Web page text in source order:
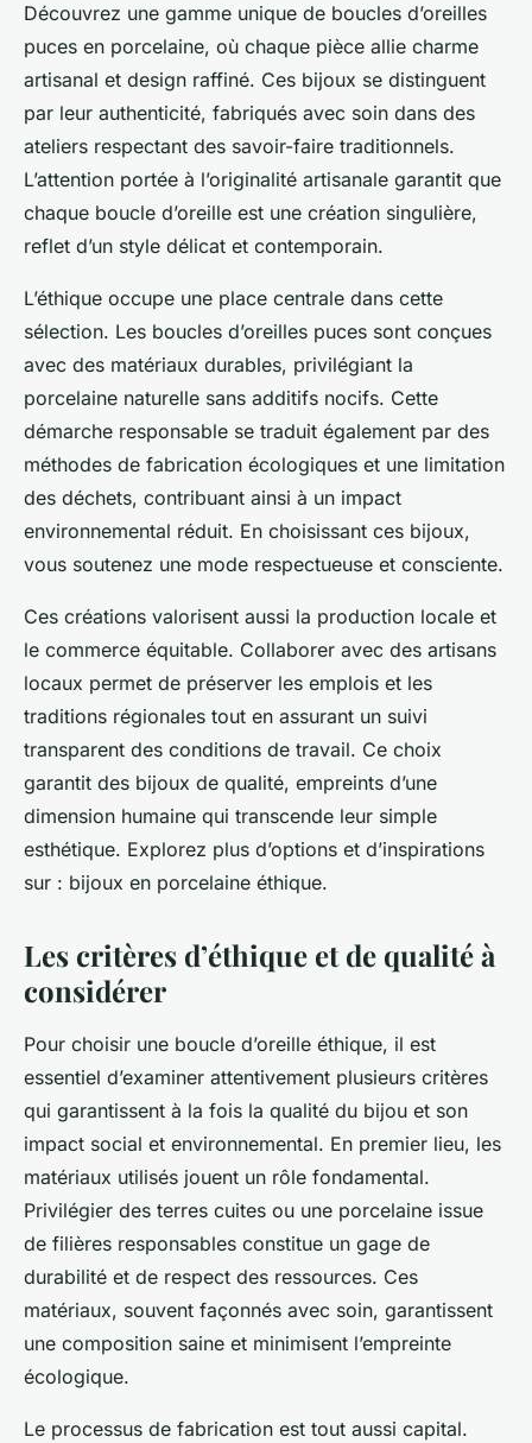
Découvrez une gamme unique de boucles d’oreilles
puces en porcelaine, où chaque pièce allie charme
artisanal et design raffiné. Ces bijoux se distinguent
par leur authenticité, fabriqués avec soin dans des
ateliers respectant des savoir-faire traditionnels.
L’attention portée à l’originalité artisanale garantit que
chaque boucle d’oreille est une création singulière,
reflet d’un style délicat et contemporain.
L’éthique occupe une place centrale dans cette
sélection. Les boucles d’oreilles puces sont conçues
avec des matériaux durables, privilégiant la
porcelaine naturelle sans additifs nocifs. Cette
démarche responsable se traduit également par des
méthodes de fabrication écologiques et une limitation
des déchets, contribuant ainsi à un impact
environnemental réduit. En choisissant ces bijoux,
vous soutenez une mode respectueuse et consciente.
Ces créations valorisent aussi la production locale et
le commerce équitable. Collaborer avec des artisans
locaux permet de préserver les emplois et les
traditions régionales tout en assurant un suivi
transparent des conditions de travail. Ce choix
garantit des bijoux de qualité, empreints d’une
dimension humaine qui transcende leur simple
esthétique. Explorez plus d’options et d’inspirations
sur : bijoux en porcelaine éthique.
Les critères d’éthique et de qualité à
considérer
Pour choisir une boucle d’oreille éthique, il est
essentiel d’examiner attentivement plusieurs critères
qui garantissent à la fois la qualité du bijou et son
impact social et environnemental. En premier lieu, les
matériaux utilisés jouent un rôle fondamental.
Privilégier des terres cuites ou une porcelaine issue
de filières responsables constitue un gage de
durabilité et de respect des ressources. Ces
matériaux, souvent façonnés avec soin, garantissent
une composition saine et minimisent l’empreinte
écologique.
Le processus de fabrication est tout aussi capital.